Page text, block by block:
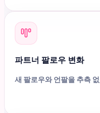
파트너 팔로우 변화
새 팔로우와 언팔을 추측